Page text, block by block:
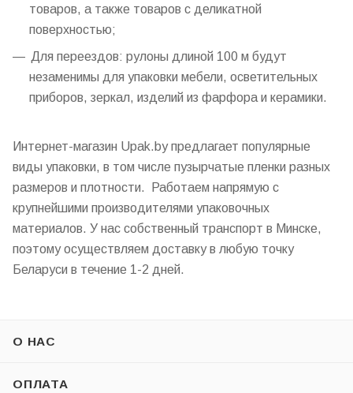
товаров, а также товаров с деликатной
поверхностью;
Для переездов: рулоны длиной 100 м будут
незаменимы для упаковки мебели, осветительных
приборов, зеркал, изделий из фарфора и керамики.
Интернет-магазин Upak.by предлагает популярные
виды упаковки, в том числе пузырчатые пленки разных
размеров и плотности. Работаем напрямую с
крупнейшими производителями упаковочных
материалов. У нас собственный транспорт в Минске,
поэтому осуществляем доставку в любую точку
Беларуси в течение 1-2 дней.
О НАС
ОПЛАТА